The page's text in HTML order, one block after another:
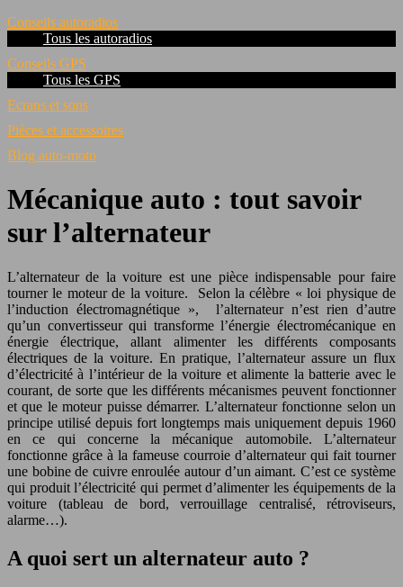
Conseils autoradios
Tous les autoradios
Conseils GPS
Tous les GPS
Ecrans et sons
Pièces et accessoires
Blog auto-moto
Mécanique auto : tout savoir
sur l’alternateur
L’alternateur de la voiture est une pièce indispensable pour faire
tourner le moteur de la voiture. Selon la célèbre « loi physique de
l’induction électromagnétique », l’alternateur n’est rien d’autre
qu’un convertisseur qui transforme l’énergie électromécanique en
énergie électrique, allant alimenter les différents composants
électriques de la voiture. En pratique, l’alternateur assure un flux
d’électricité à l’intérieur de la voiture et alimente la batterie avec le
courant, de sorte que les différents mécanismes peuvent fonctionner
et que le moteur puisse démarrer. L’alternateur fonctionne selon un
principe utilisé depuis fort longtemps mais uniquement depuis 1960
en ce qui concerne la mécanique automobile. L’alternateur
fonctionne grâce à la fameuse courroie d’alternateur qui fait tourner
une bobine de cuivre enroulée autour d’un aimant. C’est ce système
qui produit l’électricité qui permet d’alimenter les équipements de la
voiture (tableau de bord, verrouillage centralisé, rétroviseurs,
alarme…).
A quoi sert un alternateur auto ?